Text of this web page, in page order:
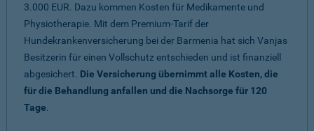
3.000 EUR. Dazu kommen Kosten für Medikamente und
Physiotherapie. Mit dem Premium-Tarif der
Hundekrankenversicherung bei der Barmenia hat sich Vanjas
Besitzerin für einen Vollschutz entschieden und ist finanziell
abgesichert. Die Versicherung übernimmt alle Kosten, die
für die Behandlung anfallen und die Nachsorge für 120
Tage.